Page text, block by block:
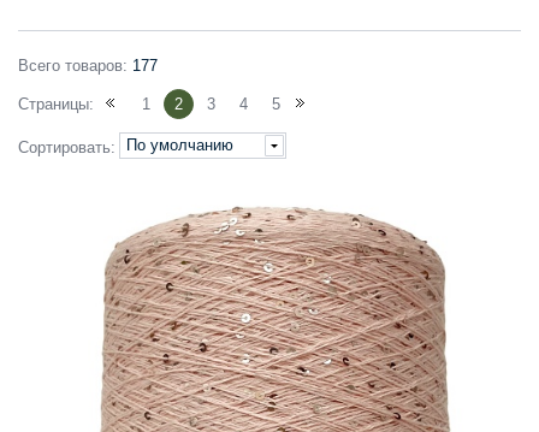
270м/100г
280м/100г
3000м/100г
3400м/100г
340м/100г
3500м/100г
350м/100г
3600м/100г
360м/100г
Всего товаров: 177
Страницы: 1 2 3 4 5
Сортировать: По умолчанию